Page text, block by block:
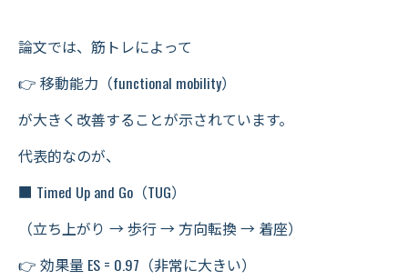
論文では、筋トレによって
👉 移動能力（functional mobility）
が大きく改善することが示されています。
代表的なのが、
■ Timed Up and Go（TUG）
（立ち上がり → 歩行 → 方向転換 → 着座）
👉 効果量 ES = 0.97（非常に大きい）